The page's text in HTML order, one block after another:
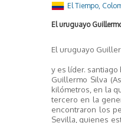
El Tiempo,
El uruguayo
El uruguayo
y es líder. santiago
Guillermo Silva
kilómetros, en la
tercero en la
encontraron los
Sevilla, quienes